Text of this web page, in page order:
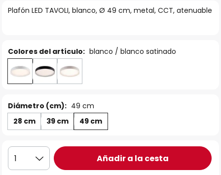
laPlafón LED TAVOLI, blanco, Ø 49 cm, metal, CCT, atenuable
Colores del artículo: blanco / blanco satinado
Diámetro (cm): 49 cm
28 cm
39 cm 49 cm
1 Añadir a la cesta